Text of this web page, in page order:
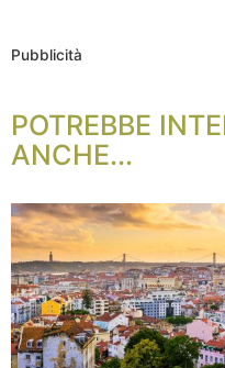
Pubblicità
POTREBBE
ANCHE...